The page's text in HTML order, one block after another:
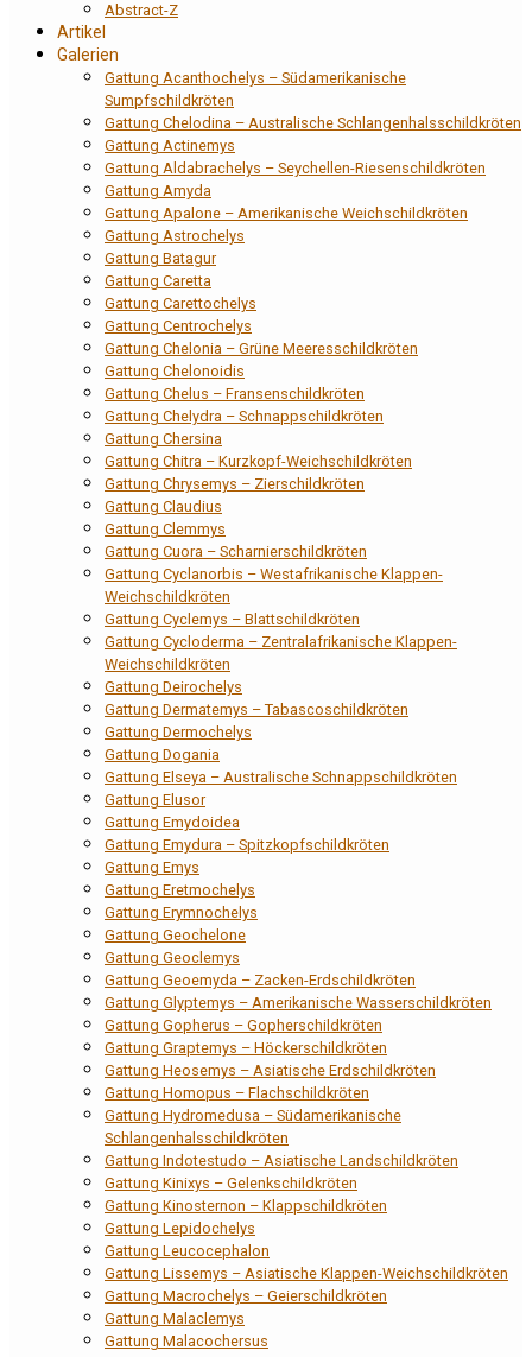
Abstract-Z
Artikel
Galerien
Gattung Acanthochelys – Südamerikanische
Sumpfschildkröten
Gattung Chelodina – Australische Schlangenhalsschildkröten
Gattung Actinemys
Gattung Aldabrachelys – Seychellen-Riesenschildkröten
Gattung Amyda
Gattung Apalone – Amerikanische Weichschildkröten
Gattung Astrochelys
Gattung Batagur
Gattung Caretta
Gattung Carettochelys
Gattung Centrochelys
Gattung Chelonia – Grüne Meeresschildkröten
Gattung Chelonoidis
Gattung Chelus – Fransenschildkröten
Gattung Chelydra – Schnappschildkröten
Gattung Chersina
Gattung Chitra – Kurzkopf-Weichschildkröten
Gattung Chrysemys – Zierschildkröten
Gattung Claudius
Gattung Clemmys
Gattung Cuora – Scharnierschildkröten
Gattung Cyclanorbis – Westafrikanische Klappen-
Weichschildkröten
Gattung Cyclemys – Blattschildkröten
Gattung Cycloderma – Zentralafrikanische Klappen-
Weichschildkröten
Gattung Deirochelys
Gattung Dermatemys – Tabascoschildkröten
Gattung Dermochelys
Gattung Dogania
Gattung Elseya – Australische Schnappschildkröten
Gattung Elusor
Gattung Emydoidea
Gattung Emydura – Spitzkopfschildkröten
Gattung Emys
Gattung Eretmochelys
Gattung Erymnochelys
Gattung Geochelone
Gattung Geoclemys
Gattung Geoemyda – Zacken-Erdschildkröten
Gattung Glyptemys – Amerikanische Wasserschildkröten
Gattung Gopherus – Gopherschildkröten
Gattung Graptemys – Höckerschildkröten
Gattung Heosemys – Asiatische Erdschildkröten
Gattung Homopus – Flachschildkröten
Gattung Hydromedusa – Südamerikanische
Schlangenhalsschildkröten
Gattung Indotestudo – Asiatische Landschildkröten
Gattung Kinixys – Gelenkschildkröten
Gattung Kinosternon – Klappschildkröten
Gattung Lepidochelys
Gattung Leucocephalon
Gattung Lissemys – Asiatische Klappen-Weichschildkröten
Gattung Macrochelys – Geierschildkröten
Gattung Malaclemys
Gattung Malacochersus